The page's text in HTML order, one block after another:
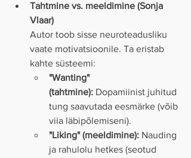
Tahtmine vs. meeldimine (Sonja
Vlaar)
Autor toob sisse neuroteadusliku
vaate motivatsioonile. Ta eristab
kahte süsteemi:
"Wanting"
(tahtmine): Dopamiinist juhitud
tung saavutada eesmärke (võib
viia läbipõlemiseni).
"Liking" (meeldimine): Nauding
ja rahulolu hetkes (seotud